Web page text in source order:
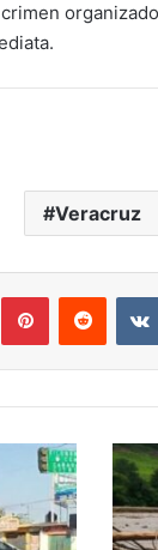
Veracruz
PinterestReddit
cinco
días